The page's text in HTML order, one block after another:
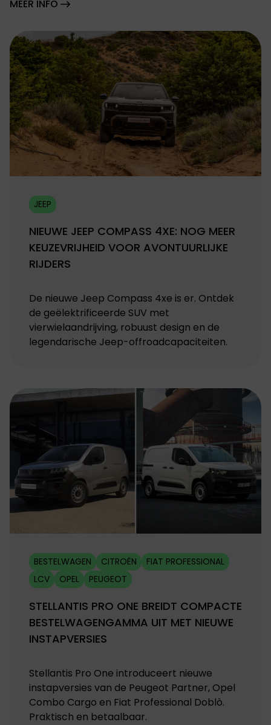
MEER INFO
JEEP
NIEUWE JEEP COMPASS 4XE: NOG MEER
KEUZEVRIJHEID VOOR AVONTUURLIJKE
RIJDERS
De nieuwe Jeep Compass 4xe is er. Ontdek
de geëlektrificeerde SUV met
vierwielaandrijving, robuust design en de
legendarische Jeep-offroadcapaciteiten.
BESTELWAGEN CITROËN
FIAT PROFESSIONAL
LCV
OPEL PEUGEOT
STELLANTIS PRO ONE BREIDT COMPACTE
BESTELWAGENGAMMA UIT MET NIEUWE
INSTAPVERSIES
Stellantis Pro One introduceert nieuwe
instapversies van de Peugeot Partner, Opel
Combo Cargo en Fiat Professional Doblò.
Praktisch en betaalbaar.